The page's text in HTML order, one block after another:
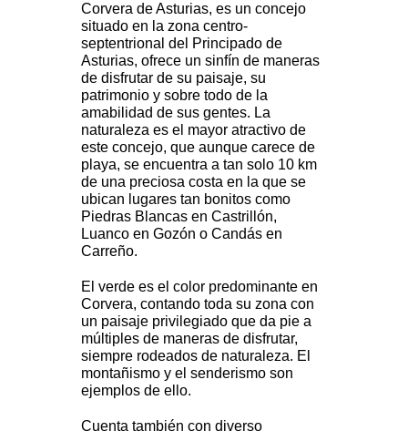
Corvera de Asturias, es un concejo
situado en la zona centro-
septentrional del Principado de
Asturias, ofrece un sinfín de maneras
de disfrutar de su paisaje, su
patrimonio y sobre todo de la
amabilidad de sus gentes. La
naturaleza es el mayor atractivo de
este concejo, que aunque carece de
playa, se encuentra a tan solo 10 km
de una preciosa costa en la que se
ubican lugares tan bonitos como
Piedras Blancas en Castrillón,
Luanco en Gozón o Candás en
Carreño.
El verde es el color predominante en
Corvera, contando toda su zona con
un paisaje privilegiado que da pie a
múltiples de maneras de disfrutar,
siempre rodeados de naturaleza. El
montañismo y el senderismo son
ejemplos de ello.
Cuenta también con diverso